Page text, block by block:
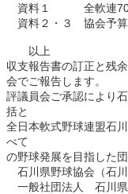
資料１ 全軟連70年
資料２・３ 協会予算
以上
収支報告書の訂正と残
会でご報告します。
評議員会ご承認により
括と
全日本軟式野球連盟石
べて
の野球発展を目指した
石川県野球協会（石
一般社団法人 石川県